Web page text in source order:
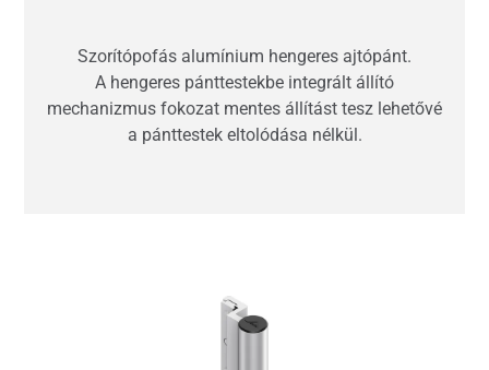
Szorítópofás alumínium hengeres ajtópánt.
A hengeres pánttestekbe integrált állító
mechanizmus fokozat mentes állítást tesz lehetővé
a pánttestek eltolódása nélkül.